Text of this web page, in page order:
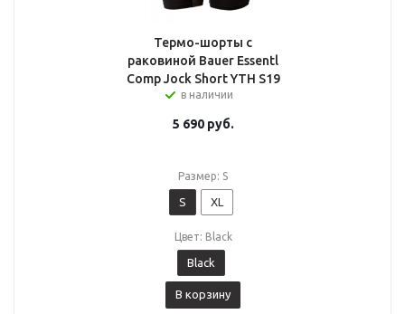
Термо-шорты с
раковиной Bauer Essentl
Comp Jock Short YTH S19
в наличии
5 690руб.
Размер: S
S XL
Цвет: Black
Black
В корзину